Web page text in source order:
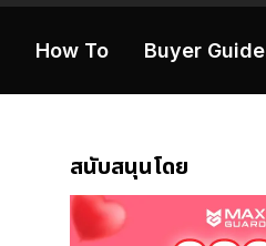
How To Buyer Guide
สนับสนุนโดย